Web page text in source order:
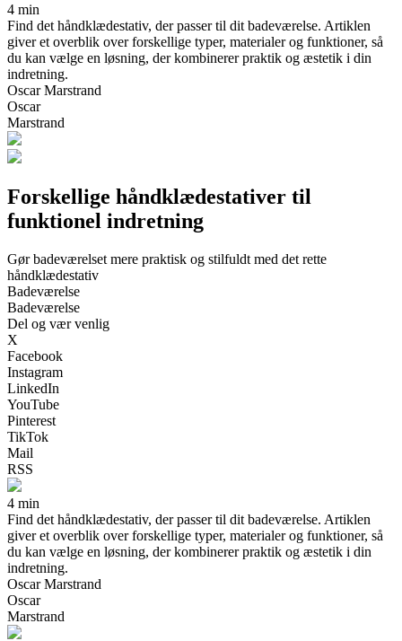
4 min
Find det håndklædestativ, der passer til dit badeværelse. Artiklen
giver et overblik over forskellige typer, materialer og funktioner, så
du kan vælge en løsning, der kombinerer praktik og æstetik i din
indretning.
Oscar Marstrand
Oscar
Marstrand
Forskellige håndklædestativer til
funktionel indretning
Gør badeværelset mere praktisk og stilfuldt med det rette
håndklædestativ
Badeværelse
Badeværelse
Del og vær venlig
X
Facebook
Instagram
LinkedIn
YouTube
Pinterest
TikTok
Mail
RSS
4 min
Find det håndklædestativ, der passer til dit badeværelse. Artiklen
giver et overblik over forskellige typer, materialer og funktioner, så
du kan vælge en løsning, der kombinerer praktik og æstetik i din
indretning.
Oscar Marstrand
Oscar
Marstrand